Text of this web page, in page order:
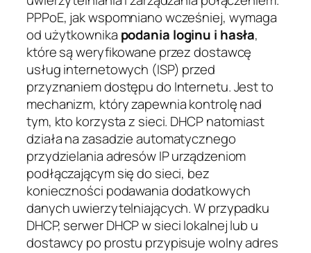
PPPoE, jak wspomniano wcześniej, wymaga
od użytkownika podania loginu i hasła,
które są weryfikowane przez dostawcę
usług internetowych (ISP) przed
przyznaniem dostępu do Internetu. Jest to
mechanizm, który zapewnia kontrolę nad
tym, kto korzysta z sieci. DHCP natomiast
działa na zasadzie automatycznego
przydzielania adresów IP urządzeniom
podłączającym się do sieci, bez
konieczności podawania dodatkowych
danych uwierzytelniających. W przypadku
DHCP, serwer DHCP w sieci lokalnej lub u
dostawcy po prostu przypisuje wolny adres